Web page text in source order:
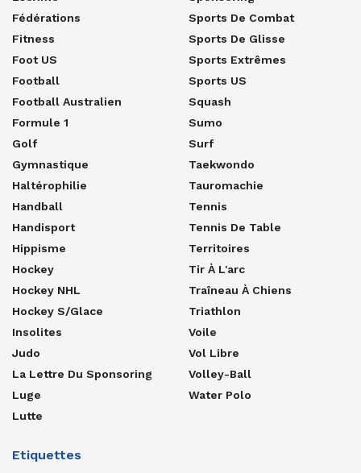
Fédérations
Fitness
Foot US
Football
Football Australien
Formule 1
Golf
Gymnastique
Haltérophilie
Handball
Handisport
Hippisme
Hockey
Hockey NHL
Hockey S/glace
Insolites
Judo
La Lettre Du Sponsoring
Luge
Lutte
Sports De Combat
Sports De Glisse
Sports Extrêmes
Sports US
Squash
Sumo
Surf
Taekwondo
Tauromachie
Tennis
Tennis De Table
Territoires
Tir À L'arc
Traîneau À Chiens
Triathlon
Voile
Vol Libre
Volley-Ball
Water Polo
Etiquettes